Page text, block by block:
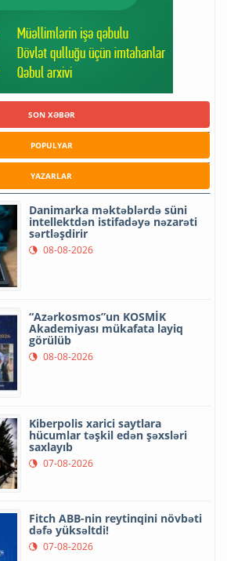
SON XƏBƏR
POPULYAR
YAZARLAR
Danimarka məktəblərdə süni
intellektdən istifadəyə nəzarəti
sərtləşdirir
08-08-2026
“Azərkosmos”un KOSMİK
Akademiyası mükafata layiq
görülüb
08-08-2026
Kiberpolis xarici saytlara
hücumlar təşkil edən şəxsləri
saxlayıb
07-08-2026
Fitch ABB-nin reytinqini növbəti
dəfə yüksəltdi!
07-08-2026